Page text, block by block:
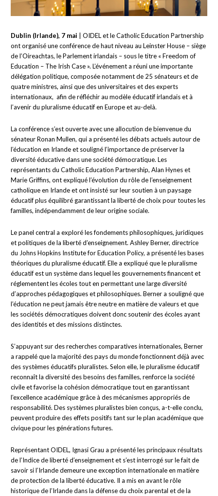
Dublin (Irlande), 7 mai | OIDEL et le Catholic Education Partnership
ont organisé une conférence de haut niveau au Leinster House – siège
de l’Oireachtas, le Parlement irlandais – sous le titre « Freedom of
Education – The Irish Case ». L’événement a réuni une importante
délégation politique, composée notamment de 25 sénateurs et de
quatre ministres, ainsi que des universitaires et des experts
internationaux, afin de réfléchir au modèle éducatif irlandais et à
l’avenir du pluralisme éducatif en Europe et au-delà.
La conférence s’est ouverte avec une allocution de bienvenue du
sénateur Ronan Mullen, qui a présenté les débats actuels autour de
l’éducation en Irlande et souligné l’importance de préserver la
diversité éducative dans une société démocratique. Les
représentants du Catholic Education Partnership, Alan Hynes et
Marie Griffins, ont expliqué l’évolution du rôle de l’enseignement
catholique en Irlande et ont insisté sur leur soutien à un paysage
éducatif plus équilibré garantissant la liberté de choix pour toutes les
familles, indépendamment de leur origine sociale.
Le panel central a exploré les fondements philosophiques, juridiques
et politiques de la liberté d’enseignement. Ashley Berner, directrice
du Johns Hopkins Institute for Education Policy, a présenté les bases
théoriques du pluralisme éducatif. Elle a expliqué que le pluralisme
éducatif est un système dans lequel les gouvernements financent et
réglementent les écoles tout en permettant une large diversité
d’approches pédagogiques et philosophiques. Berner a souligné que
l’éducation ne peut jamais être neutre en matière de valeurs et que
les sociétés démocratiques doivent donc soutenir des écoles ayant
des identités et des missions distinctes.
S’appuyant sur des recherches comparatives internationales, Berner
a rappelé que la majorité des pays du monde fonctionnent déjà avec
des systèmes éducatifs pluralistes. Selon elle, le pluralisme éducatif
reconnaît la diversité des besoins des familles, renforce la société
civile et favorise la cohésion démocratique tout en garantissant
l’excellence académique grâce à des mécanismes appropriés de
responsabilité. Des systèmes pluralistes bien conçus, a-t-elle conclu,
peuvent produire des effets positifs tant sur le plan académique que
civique pour les générations futures.
Représentant OIDEL, Ignasi Grau a présenté les principaux résultats
de l’Indice de liberté d’enseignement et s’est interrogé sur le fait de
savoir si l’Irlande demeure une exception internationale en matière
de protection de la liberté éducative. Il a mis en avant le rôle
historique de l’Irlande dans la défense du choix parental et de la